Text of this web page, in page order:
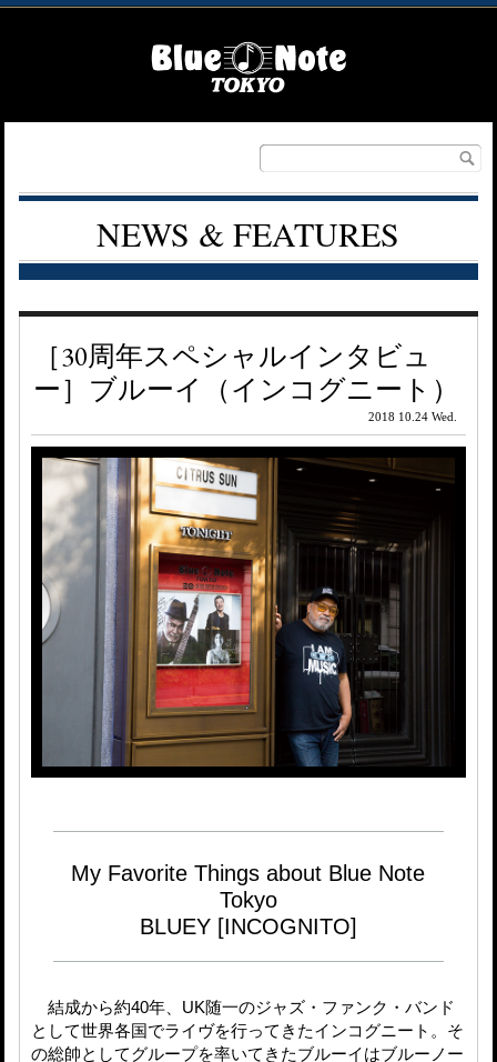
NEWS & FEATURES
［30周年スペシャルインタビュ
ー］ブルーイ（インコグニート）
2018 10.24 Wed.
My Favorite Things about Blue Note
Tokyo
BLUEY [INCOGNITO]
結成から約40年、UK随一のジャズ・ファンク・バンド
として世界各国でライヴを行ってきたインコグニート。そ
の総帥としてグループを率いてきたブルーイはブルーノー